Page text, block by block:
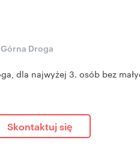
Droga
dla najwyżej 3. osób bez
Skontaktuj się